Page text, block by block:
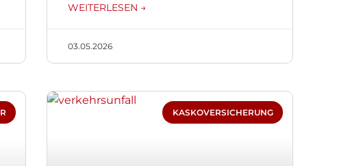
WEITERLESEN →
03.05.2026
KASKOVERSICHERUNG